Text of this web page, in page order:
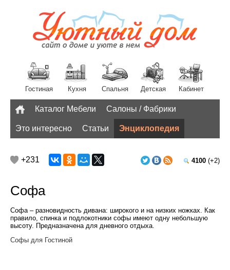
Гостиная Кухня Спальня Детская Кабинет
Разное
Каталог Мебели Салоны / Фабрики
Это интересно Статьи Энциклопедия
4100 (+2)
+231
Софа
Софа – разновидность дивана: широкого и на низких ножках. Как
правило, спинка и подлокотники софы имеют одну небольшую
высоту. Предназначена для дневного отдыха.
Софы для Гостиной